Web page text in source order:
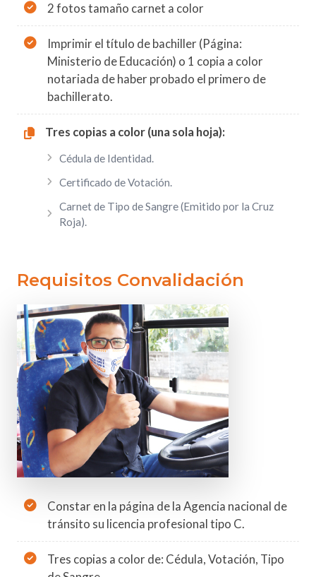
2 fotos tamaño carnet a color
Imprimir el título de bachiller (Página:
Ministerio de Educación) o 1 copia a color
notariada de haber probado el primero de
bachillerato.
Tres copias a color (una sola hoja):
Cédula de Identidad.
Certificado de Votación.
Carnet de Tipo de Sangre (Emitido por la Cruz
Roja).
Requisitos Convalidación
Constar en la página de la Agencia nacional de
tránsito su licencia profesional tipo C.
Tres copias a color de: Cédula, Votación, Tipo